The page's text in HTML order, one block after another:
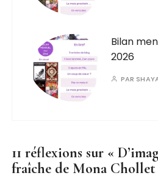
Bilan
2026
PAR
11 réflexions sur «
fraîche de Mona Chollet